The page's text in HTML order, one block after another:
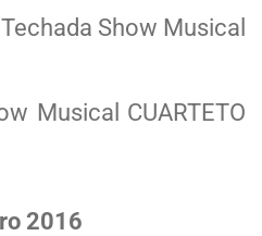
Show Musical
Musical CUARTETO
2016